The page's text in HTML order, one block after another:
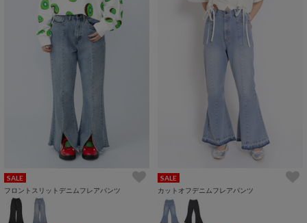
SALE
フロントスリットデニムフレアパンツ
SALE
カットオフデニムフレアパンツ